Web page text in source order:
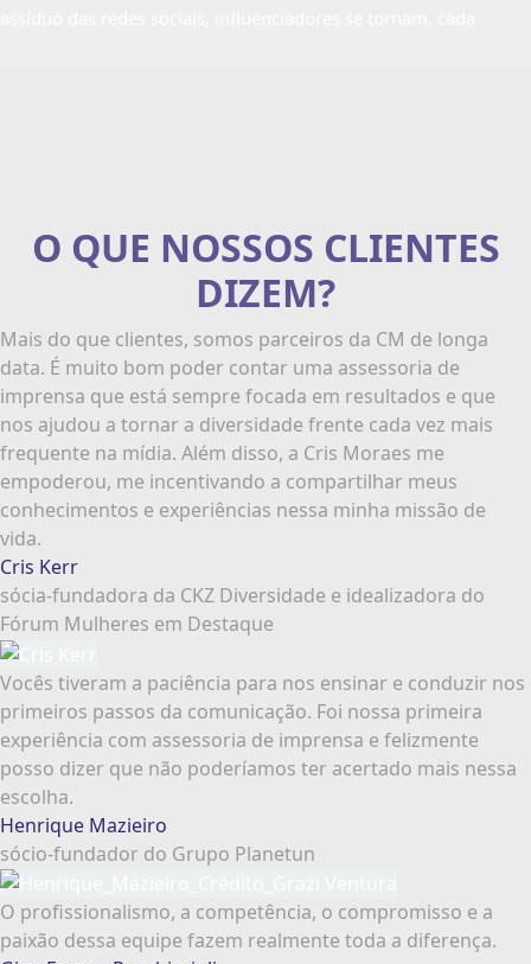
O QUE NOSSOS CLIENTES
DIZEM?
Mais do que clientes, somos parceiros da CM de longa
data. É muito bom poder contar uma assessoria de
imprensa que está sempre focada em resultados e que
nos ajudou a tornar a diversidade frente cada vez mais
frequente na mídia. Além disso, a Cris Moraes me
empoderou, me incentivando a compartilhar meus
conhecimentos e experiências nessa minha missão de
vida.
Cris Kerr
sócia-fundadora da CKZ Diversidade e idealizadora do
Fórum Mulheres em Destaque
Vocês tiveram a paciência para nos ensinar e conduzir nos
primeiros passos da comunicação. Foi nossa primeira
experiência com assessoria de imprensa e felizmente
posso dizer que não poderíamos ter acertado mais nessa
escolha.
Henrique Mazieiro
sócio-fundador do Grupo Planetun
O profissionalismo, a competência, o compromisso e a
paixão dessa equipe fazem realmente toda a diferença.